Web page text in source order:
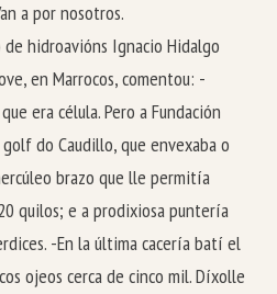
a por nosotros.
hidroavións Ignacio Hidalgo
en Marrocos, comentou: -
era célula. Pero a Fundación
do Caudillo, que envexaba o
brazo que lle permitía
quilos; e a prodixiosa puntería
-En la última cacería batí el
ojeos cerca de cinco mil. Díxolle